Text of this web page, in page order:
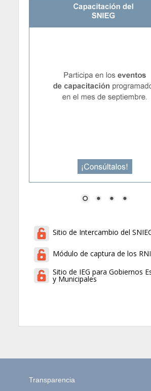
Sitio de Intercambio del
Módulo de captura de los
Sitio de IEG para Gobiernos
y Municipales
Transparencia